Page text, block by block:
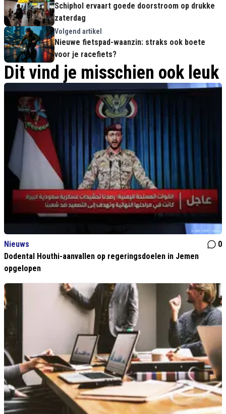
Schiphol ervaart goede doorstroom op drukke
zaterdag
Volgend artikel
Nieuwe fietspad-waanzin: straks ook boete
voor je racefiets?
Dit vind je misschien ook leuk
Nieuws
0
Dodental Houthi-aanvallen op regeringsdoelen in Jemen
opgelopen